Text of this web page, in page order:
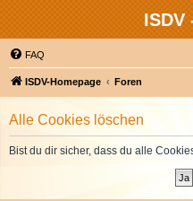
ISDV
FAQ
ISDV-Homepage Foren
Alle Cookies löschen
Bist du dir sicher, dass du alle